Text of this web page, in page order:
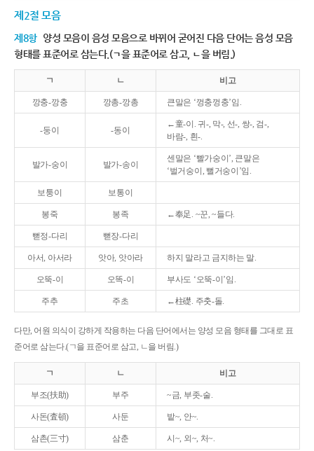
제2절 모음
제8항 양성 모음이 음성 모음으로 바뀌어 굳어진 다음 단어는 음성 모음
형태를 표준어로 삼는다.(ㄱ을 표준어로 삼고, ㄴ을 버림.)
ㄱ ㄴ 비고
깡충-깡충 깡총-깡총 큰말은 ‘껑충껑충’임.
-둥이 -동이
←童-이. 귀-, 막-, 선-, 쌍-, 검-,
바람-, 흰-.
발가-숭이 발가-송이
센말은 ‘빨가숭이’, 큰말은
‘벌거숭이, 뻘거숭이’임.
보퉁이 보통이
봉죽 봉족 ←奉足. ~꾼, ~들다.
뻗정-다리 뻗장-다리
아서, 아서라 앗아, 앗아라 하지 말라고 금지하는 말.
오뚝-이 오똑-이 부사도 ‘오뚝-이’임.
주추 주초 ←柱礎. 주춧-돌.
다만, 어원 의식이 강하게 작용하는 다음 단어에서는 양성 모음 형태를 그대로 표
준어로 삼는다.(ㄱ을 표준어로 삼고, ㄴ을 버림.)
ㄱ ㄴ 비고
부조(扶助) 부주 ~금, 부좃-술.
사돈(査頓) 사둔 밭~, 안~.
삼촌(三寸) 삼춘 시~, 외~, 처~.